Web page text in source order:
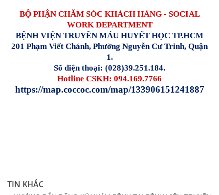
BỘ PHẬN CHĂM SÓC KHÁCH HÀNG - SOCIAL
WORK DEPARTMENT
BỆNH VIỆN TRUYỀN MÁU HUYẾT HỌC TP.HCM
201 Phạm Viết Chánh, Phường Nguyễn Cư Trinh, Quận
1.
Số điện thoại: (028)39.251.184.
Hotline CSKH: 094.169.7766
https://map.coccoc.com/map/133906151241887
TIN KHÁC